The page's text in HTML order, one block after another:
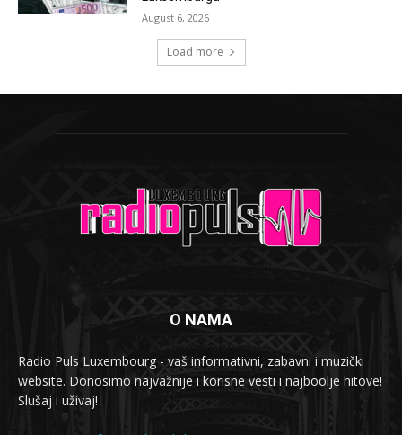
August 6, 2026
Load more
O NAMA
Radio Puls Luxembourg - vaš informativni, zabavni i muzički
website. Donosimo najvažnije i korisne vesti i najboolje hitove!
Slušaj i uživaj!